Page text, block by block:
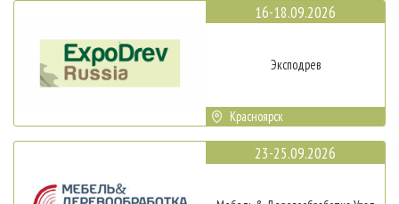
16-18.09.2026
Эксподрев
Красноярск
23-25.09.2026